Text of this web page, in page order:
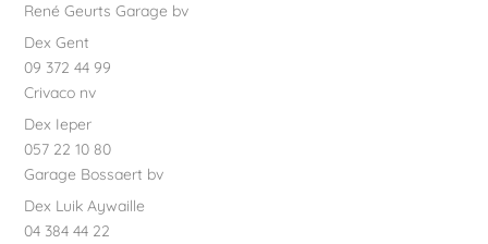
René Geurts Garage bv
Dex Gent
09 372 44 99
Crivaco nv
Dex Ieper
057 22 10 80
Garage Bossaert bv
Dex Luik Aywaille
04 384 44 22